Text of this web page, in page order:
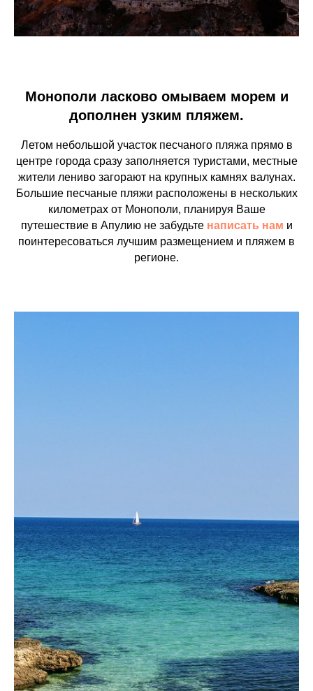
Монополи ласково омываем морем и
дополнен узким пляжем.
Летом небольшой участок песчаного пляжа прямо в
центре города сразу заполняется туристами, местные
жители лениво загорают на крупных камнях валунах.
Большие песчаные пляжи расположены в нескольких
километрах от Монополи, планируя Ваше
путешествие в Апулию не забудьте написать нам и
поинтересоваться лучшим размещением и пляжем в
регионе.